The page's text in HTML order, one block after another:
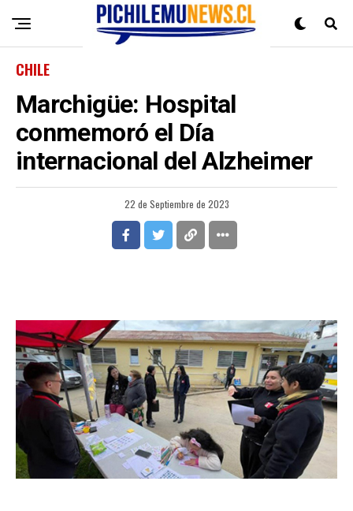
CHILE
Marchigüe: Hospital
conmemoró el Día
internacional del Alzheimer
22 de Septiembre de 2023